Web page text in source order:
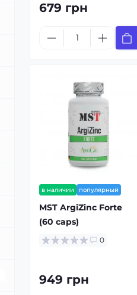
679 грн
в наличии популярный
MST ArgiZinc Forte
(60 caps)
0
949 грн